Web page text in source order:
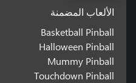
الألعاب المضمنة
Basketball Pinball
Halloween Pinball
Mummy Pinball
Touchdown Pinball